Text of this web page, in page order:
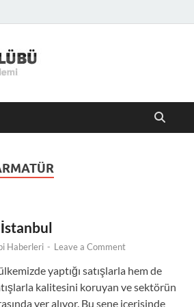
Kulübü –
En Güncel
Kobi
Haberleri - Leave a Comment
yaptığı satışlarla hem de
kalitesini koruyan ve sektörün
yer alıyor. Bu sene içerisinde